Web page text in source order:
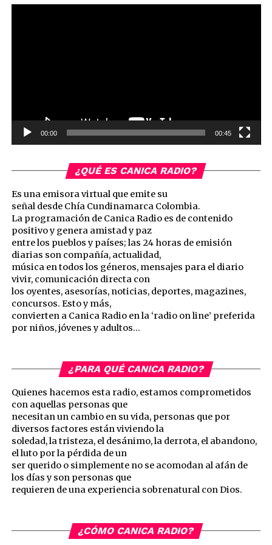
Reproductor
00:00 00:45
¿QUÉ ES CANICA RADIO?
Es una emisora virtual que emite su
señal desde Chía Cundinamarca Colombia.
La programación de Canica Radio es de contenido
positivo y genera amistad y paz
entre los pueblos y países; las 24 horas de emisión
diarias son compañía, actualidad,
música en todos los géneros, mensajes para el diario
vivir, comunicación directa con
los oyentes, asesorías, noticias, deportes, magazines,
concursos. Esto y más,
convierten a Canica Radio en la ‘radio on line’ preferida
por niños, jóvenes y adultos…
¿PARA QUÉ CANICA RADIO?
Quienes hacemos esta radio, estamos comprometidos
con aquellas personas que
necesitan un cambio en su vida, personas que por
diversos factores están viviendo la
soledad, la tristeza, el desánimo, la derrota, el abandono,
el luto por la pérdida de un
ser querido o simplemente no se acomodan al afán de
los días y son personas que
requieren de una experiencia sobrenatural con Dios.
¿CÓMO CANICA RADIO?